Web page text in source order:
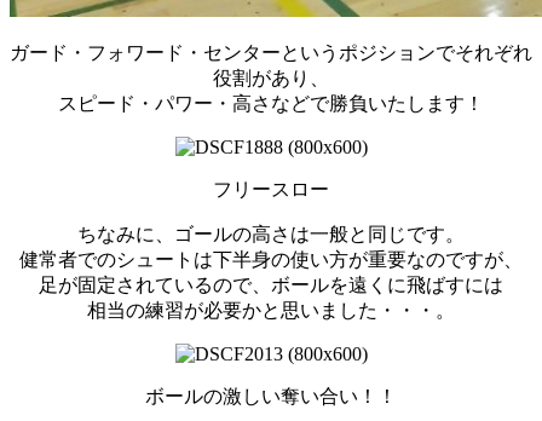
ガード・フォワード・センターというポジションでそれぞれ
役割があり、
スピード・パワー・高さなどで勝負いたします！
フリースロー
ちなみに、ゴールの高さは一般と同じです。
健常者でのシュートは下半身の使い方が重要なのですが、
足が固定されているので、ボールを遠くに飛ばすには
相当の練習が必要かと思いました・・・。
ボールの激しい奪い合い！！